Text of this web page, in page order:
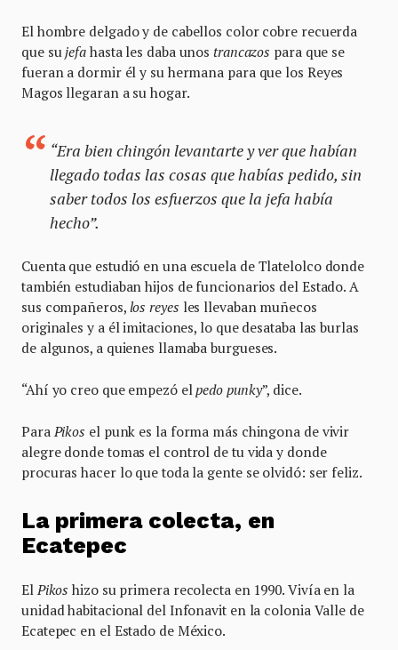
El hombre delgado y de cabellos color cobre recuerda
que sujefa hasta les daba unostrancazos para que se
fueran a dormir él y su hermana para que los Reyes
Magos llegaran a su hogar.
“Era bien chingón levantarte y ver que habían
llegado todas las cosas que habías pedido, sin
saber todos los esfuerzos que la jefa había
hecho”.
Cuenta que estudió en una escuela de Tlatelolco donde
también estudiaban hijos de funcionarios del Estado. A
sus compañeros, los reyes les llevaban muñecos
originales y a él imitaciones, lo que desataba las burlas
de algunos, a quienes llamaba burgueses.
“Ahí yo creo que empezó elpedo punky”, dice.
ParaPikos el punk es la forma más chingona de vivir
alegre donde tomas el control de tu vida y donde
procuras hacer lo que toda la gente se olvidó: ser feliz.
La primera colecta, en
Ecatepec
El Pikos hizo su primera recolecta en 1990. Vivía en la
unidad habitacional del Infonavit en la colonia Valle de
Ecatepec en el Estado de México.